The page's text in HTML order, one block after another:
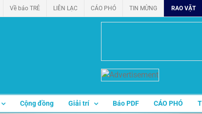
Về báo TRẺ LIÊN LẠC CÁO PHÓ TIN MỪNG RAO VẶT
Cộng đồng Giải trí Báo PDF CÁO PHÓ